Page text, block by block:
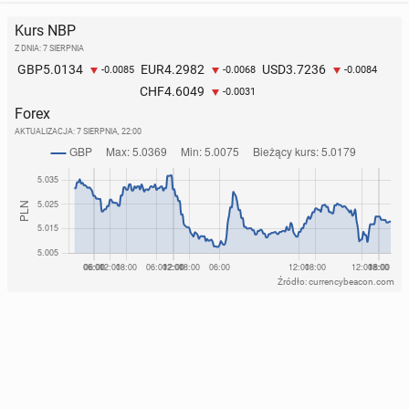
Kurs NBP
Z DNIA: 7 SIERPNIA
GBP5.0134 -0.0085 EUR4.2982 -0.0068 USD3.7236 -0.0084
CHF4.6049 -0.0031
Forex
AKTUALIZACJA: 7 SIERPNIA, 22:00
Źródło: currencybeacon.com